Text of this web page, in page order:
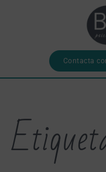
Contacta